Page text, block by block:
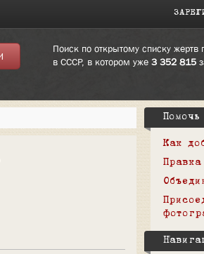
Поиск по открытому списку жертв
в СССР, в котором уже 3 352 815
Помочь
Как